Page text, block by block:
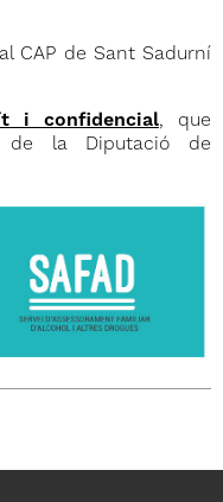
CAP de Sant Sadurní
i confidencial, que
de la Diputació de